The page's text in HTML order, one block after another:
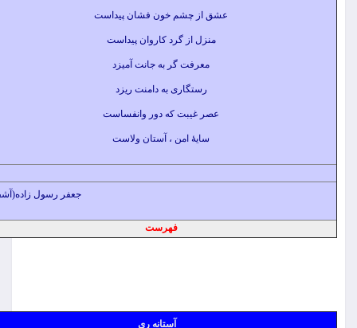
عشق از چشم خون فشان پیداست
منزل از گرد کاروان پیداست
معرفت گر به جانت آمیزد
رستگاری به دامنت ریزد
عصر غیبت که دور وانفساست
سایۀ امن ، آستان ولاست
جعفر رسول زاده(آشفته)